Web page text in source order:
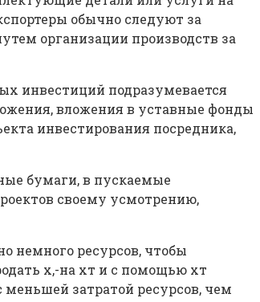
обычно следуют за
организации производств за
инвестиций подразумевается
вложения в уставные фонды
инвестирования посредника,
бумаги, в пускаемые
своему усмотрению,
немного ресурсов, чтобы
х,-на хт и с помощью хт
затратой ресурсов, чем